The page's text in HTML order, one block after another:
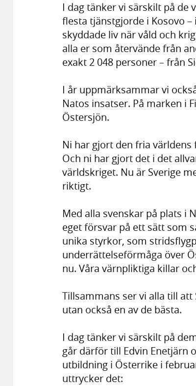
I dag tänker vi särskilt på de
flesta tjänstgjorde i Kosovo –
skyddade liv när våld och
alla er som återvände från
exakt 2 048 personer – från
I år uppmärksammar vi
Natos insatser. På marken i
Östersjön.
Ni har gjort den fria världens
Och ni har gjort det i det
världskriget. Nu är Sverige
riktigt.
Med alla svenskar på plats i
eget försvar på ett sätt som
unika styrkor, som
underrättelseförmåga över
nu. Våra värnpliktiga killar
Tillsammans ser vi alla till
utan också en av de bästa.
I dag tänker vi särskilt på
går därför till Edvin Enetjärn
utbildning i Österrike i
uttrycker det: